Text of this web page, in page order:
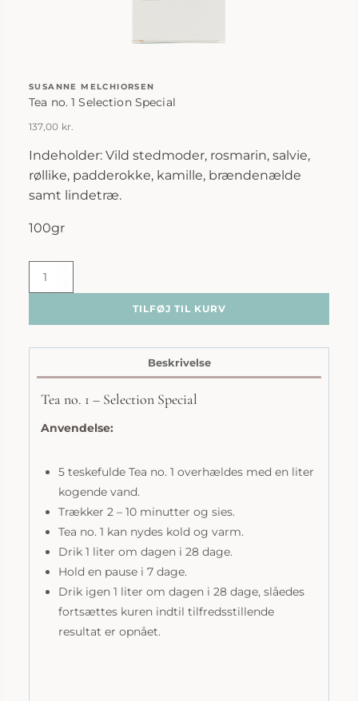
SUSANNE MELCHIORSEN
Tea no. 1 Selection Special
137,00 kr.
Indeholder: Vild stedmoder, rosmarin, salvie,
røllike, padderokke, kamille, brændenælde
samt lindetræ.
100gr
Susanne
Melchiorsen
Tea
Selection
Special
TILFØJ TIL KURV
Beskrivelse
Tea no. 1 – Selection Special
Anvendelse:
5 teskefulde Tea no. 1 overhældes med en liter
kogende vand.
Trækker 2 – 10 minutter og sies.
Tea no. 1 kan nydes kold og varm.
Drik 1 liter om dagen i 28 dage.
Hold en pause i 7 dage.
Drik igen 1 liter om dagen i 28 dage, slåedes
fortsættes kuren indtil tilfredsstillende
resultat er opnået.